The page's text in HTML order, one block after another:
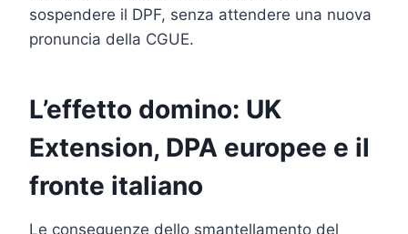
sospendere il DPF, senza attendere una nuova
pronuncia della CGUE.
L’effetto domino: UK
Extension, DPA europee e il
fronte italiano
Le conseguenze dello smantellamento del